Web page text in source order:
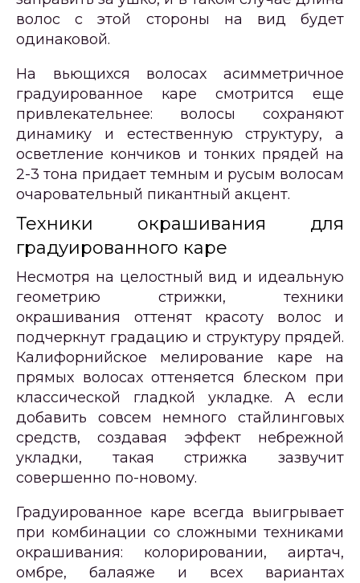
волос с этой стороны на вид будет
одинаковой.
На вьющихся волосах асимметричное
градуированное каре смотрится еще
привлекательнее: волосы сохраняют
динамику и естественную структуру, а
осветление кончиков и тонких прядей на
2-3 тона придает темным и русым волосам
очаровательный пикантный акцент.
Техники окрашивания для
градуированного каре
Несмотря на целостный вид и идеальную
геометрию стрижки, техники
окрашивания оттенят красоту волос и
подчеркнут градацию и структуру прядей.
Калифорнийское мелирование каре на
прямых волосах оттеняется блеском при
классической гладкой укладке. А если
добавить совсем немного стайлинговых
средств, создавая эффект небрежной
укладки, такая стрижка зазвучит
совершенно по-новому.
Градуированное каре всегда выигрывает
при комбинации со сложными техниками
окрашивания: колорировании, аиртач,
омбре, балаяже и всех вариантах